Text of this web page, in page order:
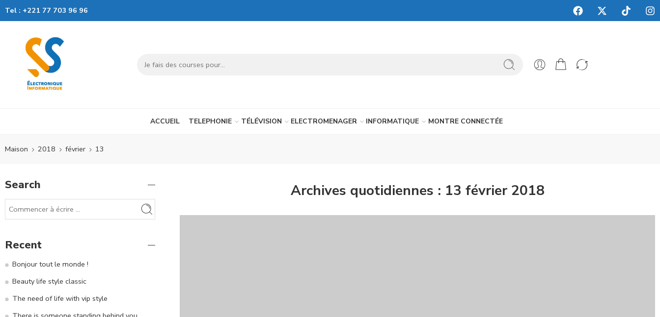
Tel : +221 77 703 96 96
ACCUEIL TELEPHONIE TÉLÉVISION ELECTROMENAGER INFORMATIQUE MONTRE CONNECTÉE
Maison 2018 février 13
Archives quotidiennes : 13 février 2018
Search
Recent
Bonjour tout le monde !
Beauty life style classic
The need of life with vip style